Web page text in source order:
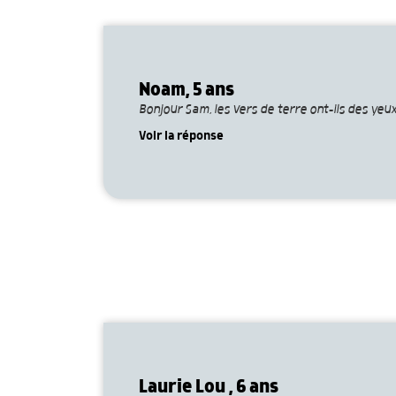
Noam, 5 ans
Bonjour Sam, les vers de terre ont-ils des
Voir la réponse
Laurie Lou , 6 ans